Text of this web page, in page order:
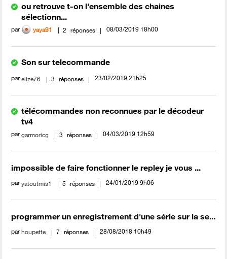
ou retrouve t-on l'ensemble des chaines
sélectionn...
par yaya91 2 réponses ‎08/03/2019 18h00
Son sur telecommande
parelize76 3 réponses ‎23/02/2019 21h25
télécommandes non reconnues par le décodeur
tv4
pargarmoricg 3 réponses ‎04/03/2019 12h59
impossible de faire fonctionner le repley je vous ...
paryatoutmis1 5 réponses ‎24/01/2019 9h06
programmer un enregistrement d'une série sur la se...
parhoupette 7 réponses ‎28/08/2018 10h49